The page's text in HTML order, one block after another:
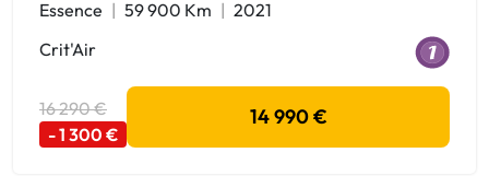
Essence 59 900 Km
2021
Crit'Air
16 290 €
- 1 300 €
14 990 €